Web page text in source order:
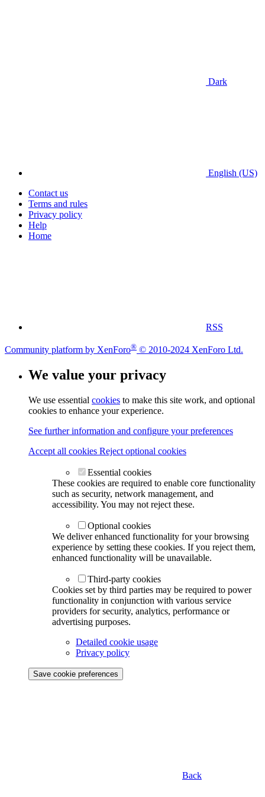
Dark
English (US)
Contact us
Terms and rules
Privacy policy
Help
Home
RSS
Community platform by XenForo® © 2010-2024 XenForo Ltd.
We value your privacy
We use essential cookies to make this site work, and optional
cookies to enhance your experience.
See further information and configure your preferences
Accept all cookies Reject optional cookies
Essential cookies
These cookies are required to enable core functionality
such as security, network management, and
accessibility. You may not reject these.
Optional cookies
We deliver enhanced functionality for your browsing
experience by setting these cookies. If you reject them,
enhanced functionality will be unavailable.
Third-party cookies
Cookies set by third parties may be required to power
functionality in conjunction with various service
providers for security, analytics, performance or
advertising purposes.
Detailed cookie usage
Privacy policy
Save cookie preferences
Back